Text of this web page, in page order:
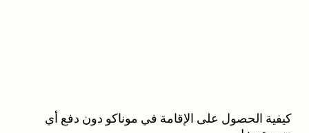
كيفية الحصول على الإقامة في موناكو دون دفع أي